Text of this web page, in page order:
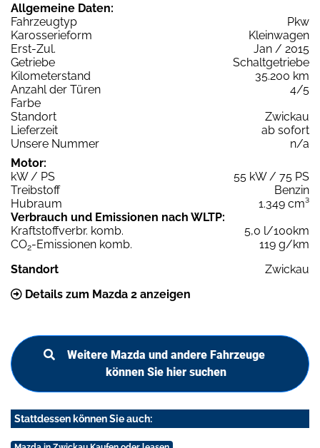
Allgemeine Daten:
Fahrzeugtyp
Pkw
Karosserieform
Kleinwagen
Erst-Zul.
Jan / 2015
Getriebe
Schaltgetriebe
Kilometerstand
35.200 km
Anzahl der Türen
4/5
Farbe
Standort
Zwickau
Lieferzeit
ab sofort
Unsere Nummer
n/a
Motor:
kW / PS
55 kW / 75 PS
Treibstoff
Benzin
Hubraum
1.349 cm³
Verbrauch und Emissionen nach WLTP:
Kraftstoffverbr. komb.
5,0 l/100km
CO2-Emissionen komb.
119 g/km
Standort
Zwickau
Details zum Mazda 2 anzeigen
Weitere Mazda und andere Fahrzeuge
können Sie hier suchen
Stattdessen können Sie auch: